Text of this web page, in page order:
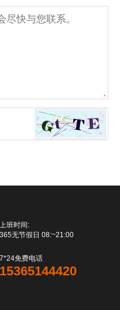
上班时间:
365无节假日 08:~21:00
7*24免费电话
15365144420